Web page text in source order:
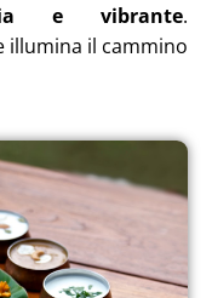
e vibrante.
illumina il cammino